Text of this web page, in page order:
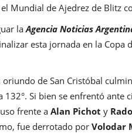
Mundial de Ajedrez de Blitz
laAgencia Noticias
esta jornada en la
oriundo de San Cristóbal
132°. Si bien se enfrentó
frente a Alan Pichot y
fue derrotado porVolodar